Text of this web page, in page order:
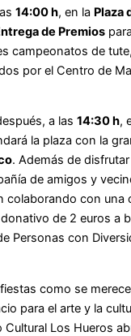
14:00 h, en la Plaza
de Premios
campeonatos de
por el Centro de
a las14:30 h,
la plaza con la
. Además de
de amigos y
colaborando con una
de 2 euros a
Personas con
como se
para el arte y la
Cultural Los Hueros